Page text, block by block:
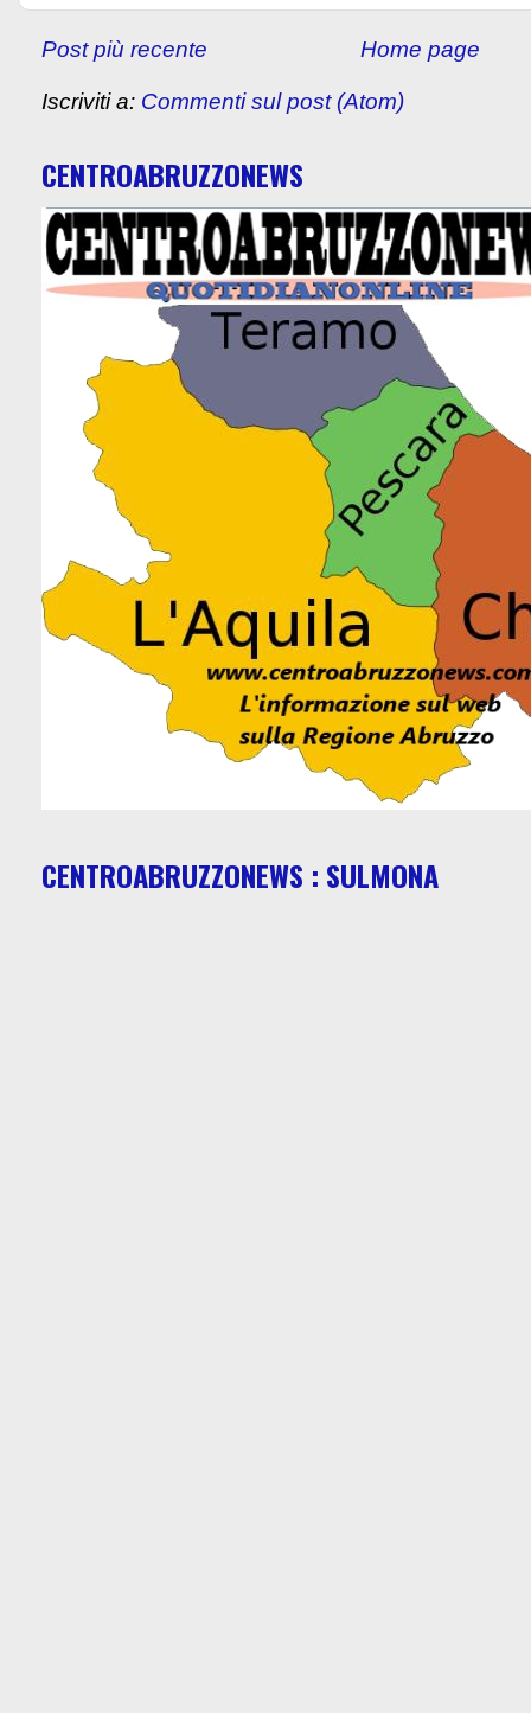
Post più recente Home page
Iscriviti a: Commenti sul post (Atom)
CENTROABRUZZONEWS
CENTROABRUZZONEWS : SULMONA